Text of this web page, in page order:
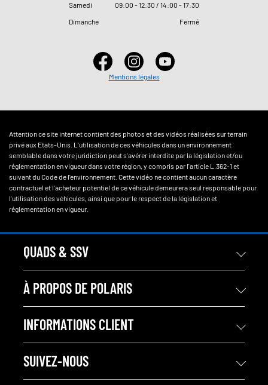
Samedi
09:00 - 12:30 / 14:00 - 17:30
Dimanche
Fermé
Mentions légales
Attention ce site internet contient des photos et des vidéos réalisées sur terrain
privé aux Etats-Unis. L'utilisation de ces véhicules dans un environnement
semblable dans votre juridiction peut s'avérer interdite par la législation et/ou
réglementation en vigueur dans votre région, y compris par l'article L.362-1 et
suivant du Code de l'environnement. Cette vidéo ne contient aucun caractère
contractuel et l'acheteur potentiel de ce véhicule demeurera seul responsable pour
l'utilisation des véhicules, ainsi que pour le respect de la législation et
réglementation en vigueur.
QUADS & SSV
À PROPOS DE POLARIS
INFORMATIONS CLIENT
SUIVEZ-NOUS